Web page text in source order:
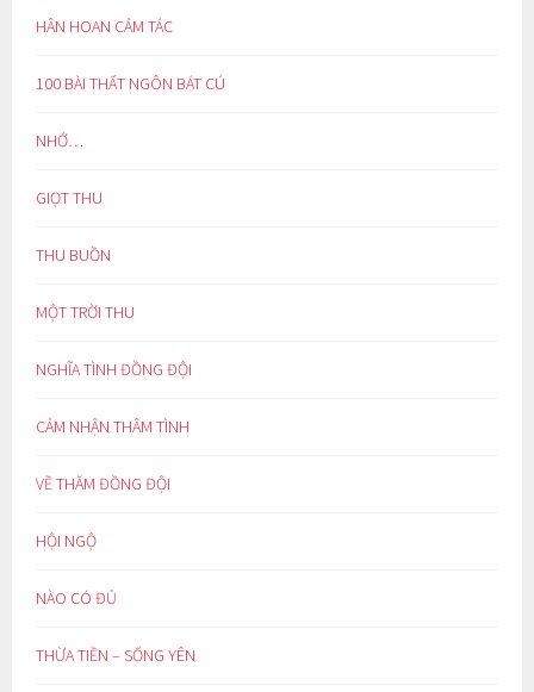
HÂN HOAN CẢM TÁC
100 BÀI THẤT NGÔN BÁT CÚ
NHỚ…
GIỌT THU
THU BUỒN
MỘT TRỜI THU
NGHĨA TÌNH ĐỒNG ĐỘI
CẢM NHẬN THÂM TÌNH
VỀ THĂM ĐỒNG ĐỘI
HỘI NGỘ
NÀO CÓ ĐỦ
THỪA TIỀN – SỐNG YÊN